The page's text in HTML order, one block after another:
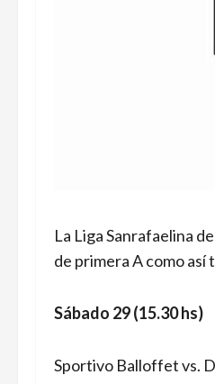
La Liga Sanrafaelina
de primera A como así
Sábado 29 (15.30 hs)
Sportivo Balloffet vs.